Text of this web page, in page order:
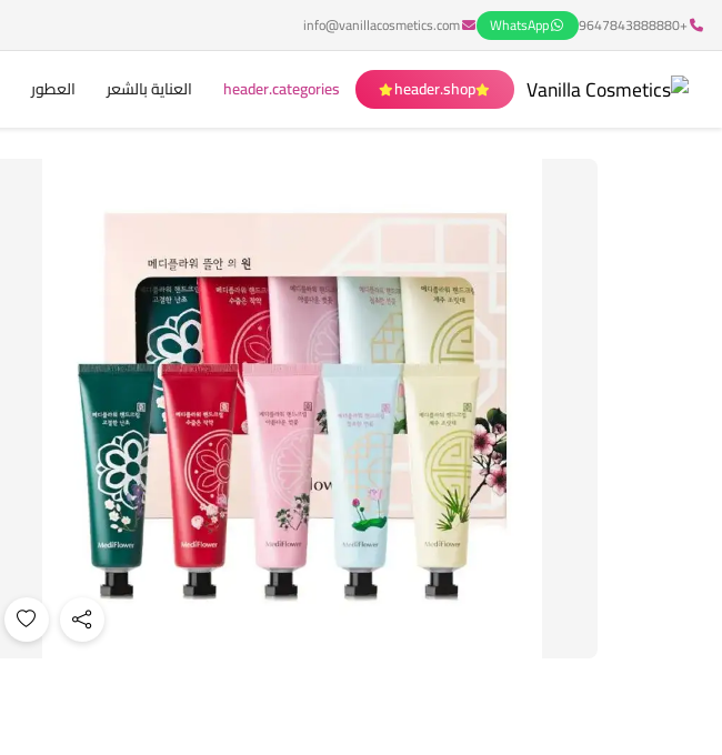
+9647843888880
WhatsApp
info@vanillacosmetics.com
header.shop
header.categories العناية بالشعر العطور